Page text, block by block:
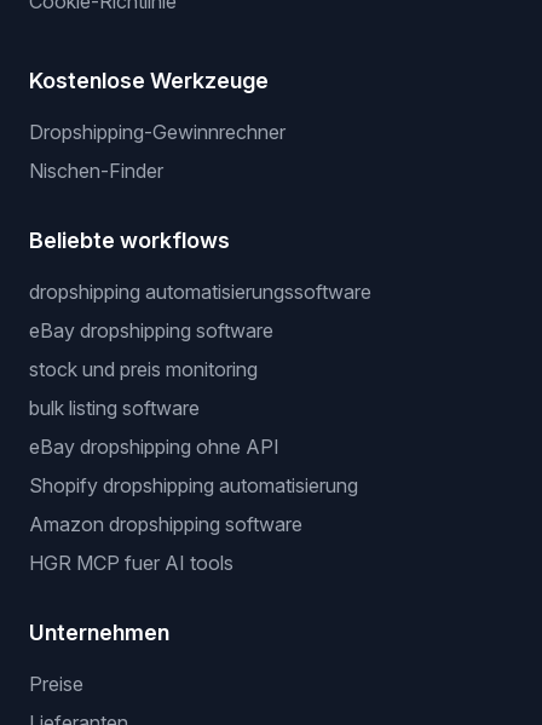
Kostenlose Werkzeuge
Dropshipping-Gewinnrechner
Nischen-Finder
Beliebte workflows
dropshipping automatisierungssoftware
eBay dropshipping software
stock und preis monitoring
bulk listing software
eBay dropshipping ohne API
Shopify dropshipping automatisierung
Amazon dropshipping software
HGR MCP fuer AI tools
Unternehmen
Preise